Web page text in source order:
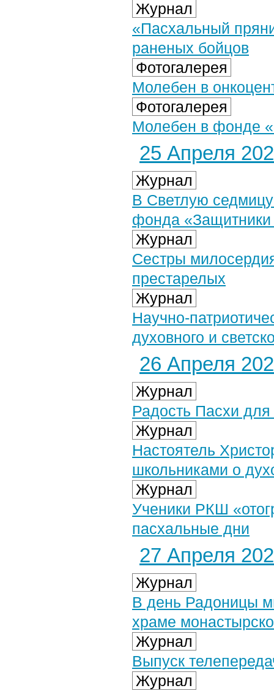
Журнал
«Пасхальный
раненых бойцов
Фотогалерея
Молебен в
Фотогалерея
Молебен в фонде
25 Апреля
Журнал
В Светлую
фонда «Защитники
Журнал
Сестры
престарелых
Журнал
Научно-
духовного и
26 Апреля
Журнал
Радость Пасхи
Журнал
Настоятель
школьниками о
Журнал
Ученики РКШ
пасхальные дни
27 Апреля
Журнал
В день Радоницы
храме
Журнал
Выпуск
Журнал